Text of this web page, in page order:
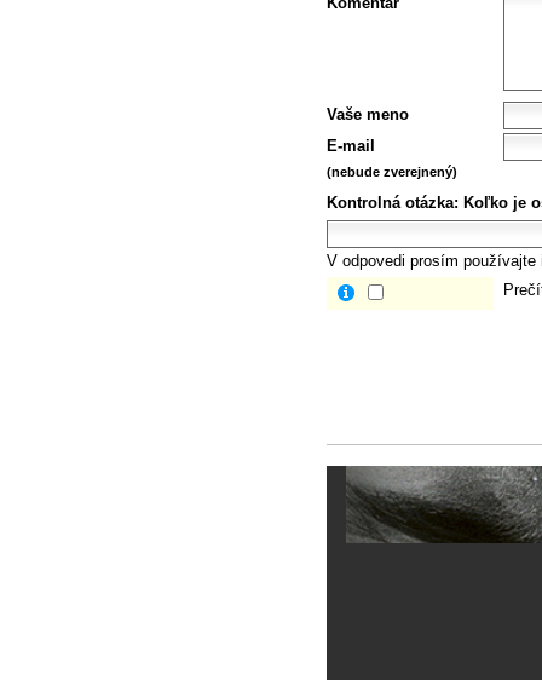
Vaše meno
E-mail
(nebude zverejnený)
Kontrolná otázka: Koľko je
V odpovedi prosím